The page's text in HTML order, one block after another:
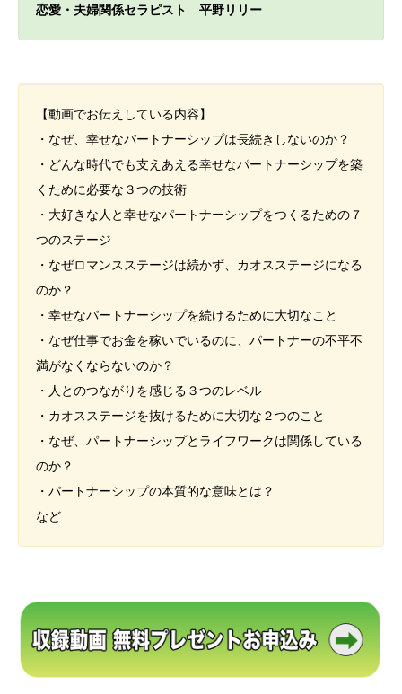
恋愛・夫婦関係セラピスト 平野リリー
【動画でお伝えしている内容】
・なぜ、幸せなパートナーシップは長続きしないのか？
・どんな時代でも支えあえる幸せなパートナーシップを築
くために必要な３つの技術
・大好きな人と幸せなパートナーシップをつくるための７
つのステージ
・なぜロマンスステージは続かず、カオスステージになる
のか？
・幸せなパートナーシップを続けるために大切なこと
・なぜ仕事でお金を稼いでいるのに、パートナーの不平不
満がなくならないのか？
・人とのつながりを感じる３つのレベル
・カオスステージを抜けるために大切な２つのこと
・なぜ、パートナーシップとライフワークは関係している
のか？
・パートナーシップの本質的な意味とは？
など